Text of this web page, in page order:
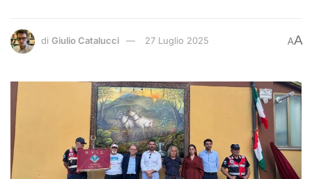
di Giulio Catalucci 27 Luglio 2025 AA